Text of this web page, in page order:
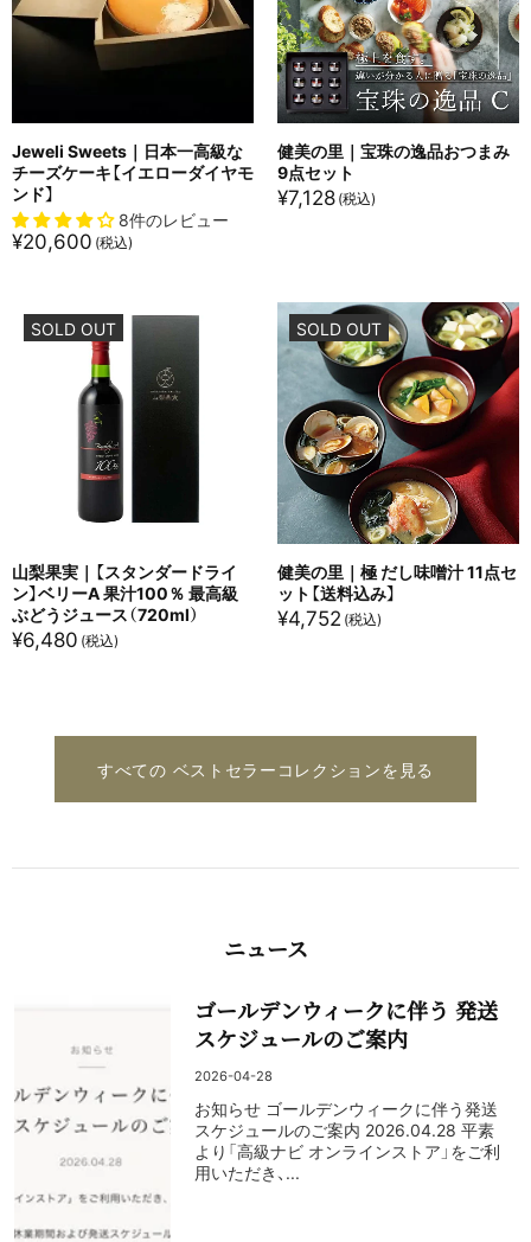
Jeweli Sweets｜日本一高級な
チーズケーキ【イエローダイヤモ
ンド】
8件のレビュー
¥20,600
健美の里｜宝珠の逸品おつまみ
9点セット
¥7,128
SOLD OUT
山梨果実｜【スタンダードライ
ン】ベリーA 果汁100％ 最高級
ぶどうジュース（720ml）
¥6,480
SOLD OUT
健美の里｜極 だし味噌汁 11点セ
ット【送料込み】
¥4,752
すべての ベストセラーコレクションを見る
ニュース
ゴールデンウィークに伴う 発送
スケジュールのご案内
2026-04-28
お知らせ ゴールデンウィークに伴う発送
スケジュールのご案内 2026.04.28 平素
より「高級ナビ オンラインストア」をご利
用いただき、...